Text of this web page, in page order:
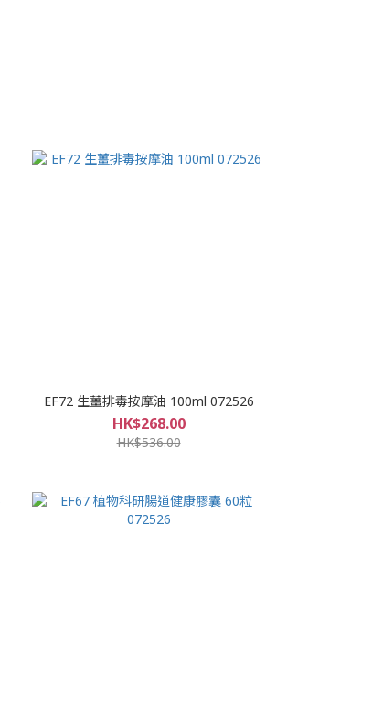
EF72 生薑排毒按摩油 100ml 072526
HK$268.00
HK$536.00